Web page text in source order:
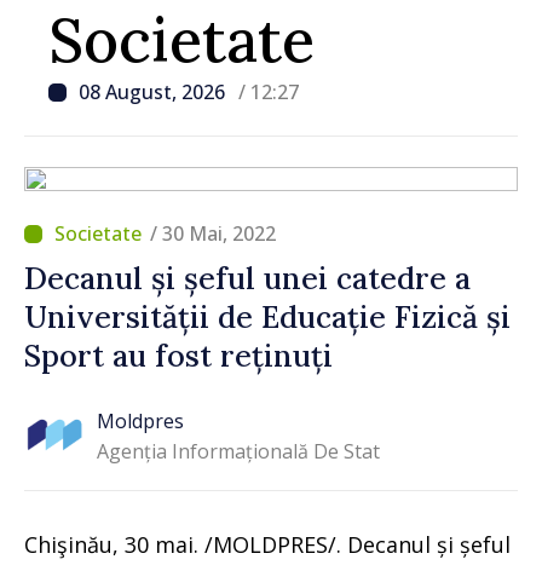
Societate
08 August, 2026 / 12:27
/ 30 Mai, 2022
Decanul și șeful unei catedre a
Universității de Educație Fizică și
Sport au fost reținuți
Moldpres
Agenția Informațională De Stat
Chişinău, 30 mai. /MOLDPRES/. Decanul și șeful